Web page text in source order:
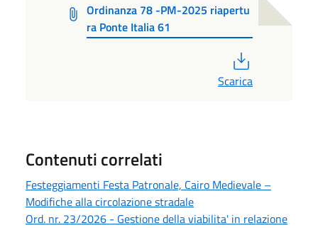
Ordinanza 78 -PM-2025 riapertu
ra Ponte Italia 61
Scarica
Contenuti correlati
Festeggiamenti Festa Patronale, Cairo Medievale –
Modifiche alla circolazione stradale
Ord. nr. 23/2026 - Gestione della viabilita' in relazione